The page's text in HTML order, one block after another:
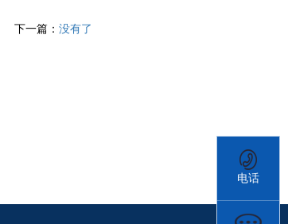
下一篇： 没有了
电话